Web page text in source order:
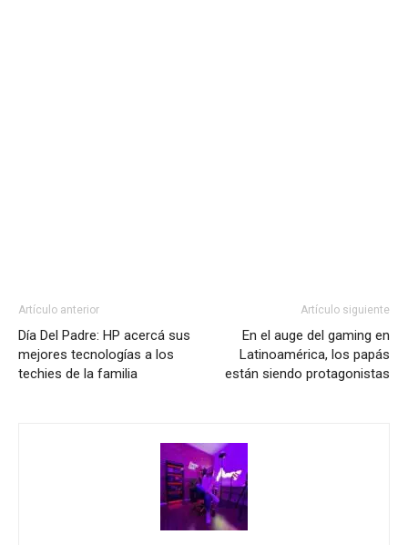
Artículo anterior
Día Del Padre: HP acercá sus
mejores tecnologías a los
techies de la familia
Artículo siguiente
En el auge del gaming en
Latinoamérica, los papás
están siendo protagonistas